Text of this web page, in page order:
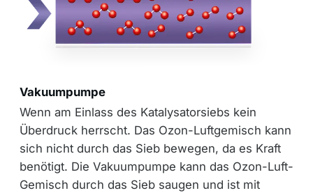
Vakuumpumpe
Wenn am Einlass des Katalysatorsiebs kein
Überdruck herrscht. Das Ozon-Luftgemisch kann
sich nicht durch das Sieb bewegen, da es Kraft
benötigt. Die Vakuumpumpe kann das Ozon-Luft-
Gemisch durch das Sieb saugen und ist mit